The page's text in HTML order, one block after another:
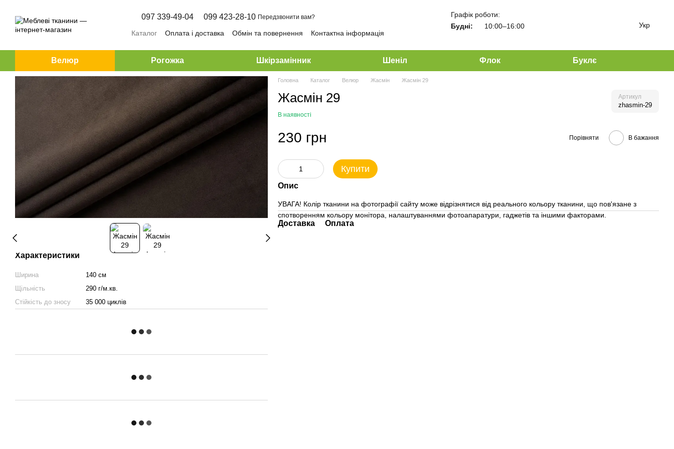
097 339-49-04 099 423-28-10 Передзвонити вам?
Каталог Оплата і доставка Обмін та повернення Контактна інформація
Графік роботи:
Будні:
10:00–16:00 Укр
Велюр Рогожка Шкірзамінник Шеніл Флок Буклє
Характеристики
Ширина
140 см
Щільність
290 г/м.кв.
Стійкість до зносу
35 000 циклів
Головна Каталог Велюр Жасмін Жасмін 29
Жасмін 29 Артикул
zhasmin-29
В наявності
230 грн Порівняти В бажання
Купити
Опис
УВАГА! Колір тканини на фотографії сайту може відрізнятися від реального кольору тканини, що пов'язане з
спотворенням кольору монітора, налаштуваннями фотоапаратури, гаджетів та іншими факторами.
Доставка Оплата